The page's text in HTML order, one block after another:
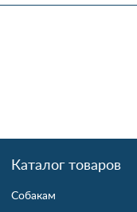
Каталог товаров
Собакам